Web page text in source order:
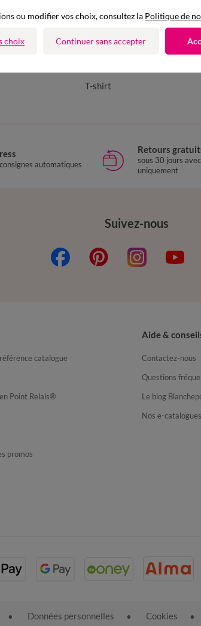
T-shirt
automatiques
Retours
sous 30 jours
uniquement
Suivez-nous
catalogue
Point Relais®
promos
Aide &
Contactez-nous
Questions
Le blog
Nos e-
Données personnelles Cookies
ou modifier vos choix, consultez la Politique de
choix Continuer sans accepter